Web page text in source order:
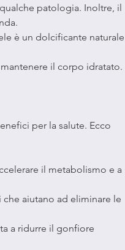
patologia. Inoltre, il
è un dolcificante naturale
il corpo idratato.
per la salute. Ecco
il metabolismo e a
aiutano ad eliminare le
a ridurre il gonfiore